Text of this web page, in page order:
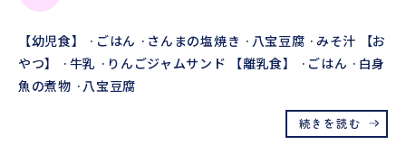
【幼児食】 ·ごはん ·さんまの塩焼き ·八宝豆腐 ·みそ汁 【お
やつ】 ·牛乳 ·りんごジャムサンド 【離乳食】 ·ごはん ·白身
魚の煮物 ·八宝豆腐
続きを読む